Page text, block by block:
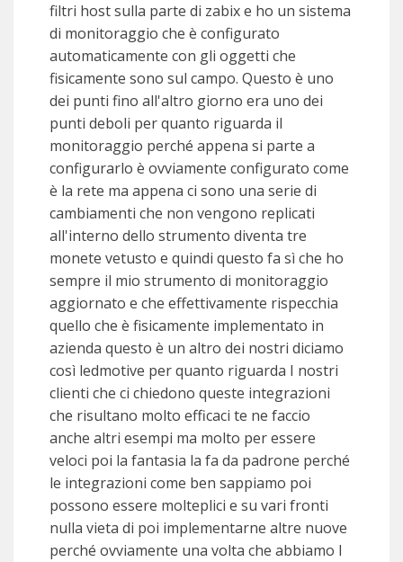
filtri host sulla parte di zabix e ho un sistema
di monitoraggio che è configurato
automaticamente con gli oggetti che
fisicamente sono sul campo. Questo è uno
dei punti fino all'altro giorno era uno dei
punti deboli per quanto riguarda il
monitoraggio perché appena si parte a
configurarlo è ovviamente configurato come
è la rete ma appena ci sono una serie di
cambiamenti che non vengono replicati
all'interno dello strumento diventa tre
monete vetusto e quindi questo fa sì che ho
sempre il mio strumento di monitoraggio
aggiornato e che effettivamente rispecchia
quello che è fisicamente implementato in
azienda questo è un altro dei nostri diciamo
così ledmotive per quanto riguarda I nostri
clienti che ci chiedono queste integrazioni
che risultano molto efficaci te ne faccio
anche altri esempi ma molto per essere
veloci poi la fantasia la fa da padrone perché
le integrazioni come ben sappiamo poi
possono essere molteplici e su vari fronti
nulla vieta di poi implementarne altre nuove
perché ovviamente una volta che abbiamo I